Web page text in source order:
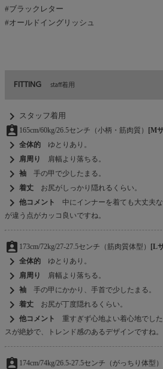
#ブラックレター
#オールドイングリッシュ
FITTING staff着用
chevron_right スタッフ着用
assignment_ind 165cm/60kg/26.5センチ（小柄・筋肉質） [M
chevron_right 全体的 ゆとりあり。
chevron_right 肩周り 肩幅より落ちる。
chevron_right 袖 手の甲で少したまる。
chevron_right 着丈 お尻がしっかり隠れるくらい。
chevron_right 他コメント 中にインナーを着ても大丈夫
が違う点がカッコ良いですね。
assignment_ind 173cm/72kg/27-27.5センチ（筋肉質体型） [L
chevron_right 全体的 ゆとりあり。
chevron_right 肩周り 肩幅より落ちる。
chevron_right 袖 手の甲にかかり、手首で少したまる。
chevron_right 着丈 お尻が丁度隠れるくらい。
chevron_right 他コメント 重すぎず心地よい着心地でし
スが絶妙で、トレンド感のあるデザインですね。
assignment_ind 174cm/74kg/26.5-27.5センチ（がっちり体型）